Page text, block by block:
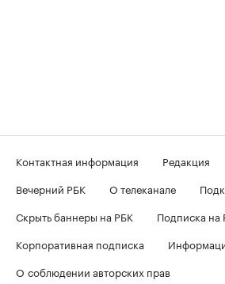
Контактная информация Редакция
Вечерний РБК
О телеканале
Скрыть баннеры на РБК
Подписка на
Корпоративная подписка
О соблюдении авторских прав